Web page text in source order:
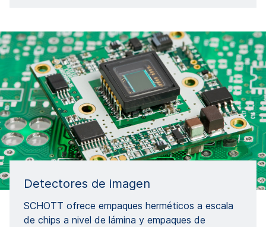
Detectores de imagen
SCHOTT ofrece empaques herméticos a escala
de chips a nivel de lámina y empaques de